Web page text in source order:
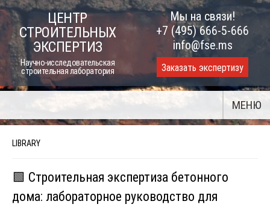
Skip
to
content
ЦЕНТР
СТРОИТЕЛЬНЫХ
ЭКСПЕРТИЗ
Научно-исследовательская
строительная лаборатория
Мы на связи!
+7 (495) 666-5-666
info@fse.ms
Заказать экспертизу
МЕНЮ
LIBRARY
🟩 Строительная экспертиза бетонного
дома: лабораторное руководство для